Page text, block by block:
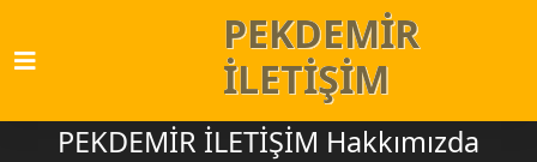
PEKDEMİR
İLETİŞİM
PEKDEMİR İLETİŞİM Hakkımızda